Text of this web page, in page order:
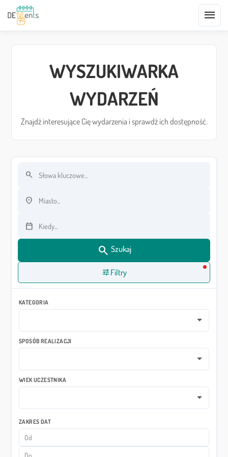
menu
WYSZUKIWARKA
WYDARZEŃ
Znajdź interesujące Cię wydarzenia i sprawdź ich dostępność.
Szukaj po słowach kluczowych
search
Szukaj po lokalizacji
location_on
Data od
calendar_today
search Szukaj
tune Filtry
KATEGORIA
SPOSÓB REALIZACJI
WIEK UCZESTNIKA
ZAKRES DAT